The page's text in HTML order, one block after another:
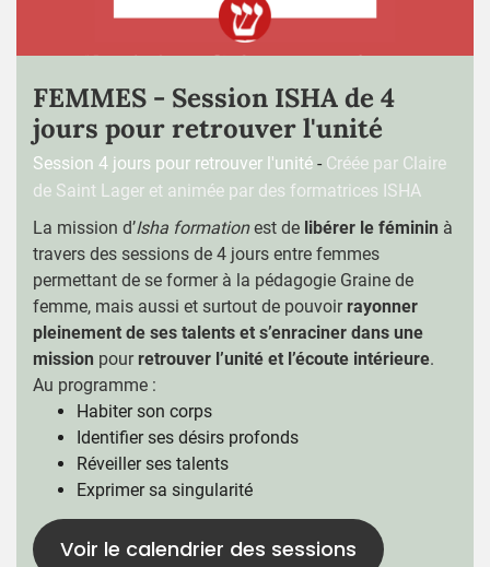
FEMMES - Session ISHA de 4
jours pour retrouver l'unité
Session 4 jours pour retrouver l'unité - Créée par Claire
de Saint Lager et animée par des formatrices ISHA
La mission d’Isha formationest de libérer le féminin à
travers des sessions de 4 jours entre femmes
permettant de se former à la pédagogie Graine de
femme, mais aussi et surtout de pouvoir rayonner
pleinement de ses talents et s’enraciner dans une
mission pour retrouver l’unité et l’écoute intérieure.
Au programme :
Habiter son corps
Identifier ses désirs profonds
Réveiller ses talents
Exprimer sa singularité
Voir le calendrier des sessions